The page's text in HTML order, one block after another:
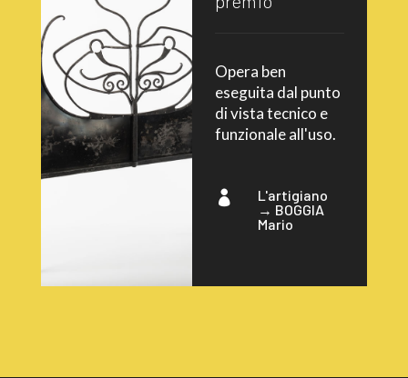
Opera ben
eseguita dal punto
di vista tecnico e
funzionale all'uso.

L'artigiano
→ BOGGIA
Mario